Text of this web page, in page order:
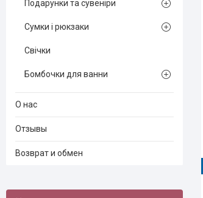
Подарунки та сувеніри
Сумки і рюкзаки
Свічки
Бомбочки для ванни
О нас
Отзывы
Возврат и обмен